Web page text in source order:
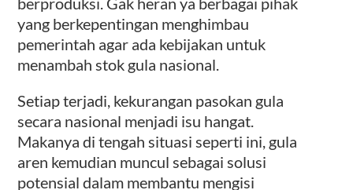
yang berkepentingan menghimbau
pemerintah agar ada kebijakan untuk
menambah stok gula nasional.
Setiap terjadi, kekurangan pasokan gula
secara nasional menjadi isu hangat.
Makanya di tengah situasi seperti ini, gula
aren kemudian muncul sebagai solusi
potensial dalam membantu mengisi